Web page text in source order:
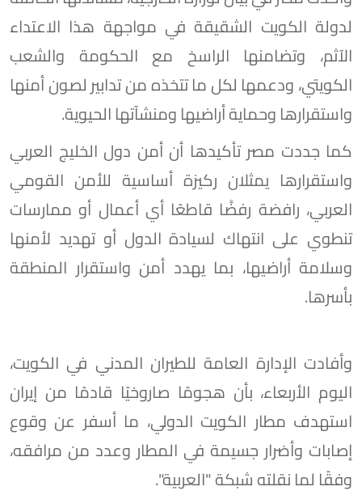
لدولة الكويت الشقيقة في مواجهة هذا الاعتداء
الآثم، وتضامنها الراسخ مع الحكومة والشعب
الكويتي، ودعمها لكل ما تتخذه من تدابير لصون أمنها
واستقرارها وحماية أراضيها ومنشآتها الحيوية.
كما جددت مصر تأكيدها أن أمن دول الخليج العربي
واستقرارها يمثلان ركيزة أساسية للأمن القومي
العربي، رافضة رفضًَا قاطعًا أي أعمال أو ممارسات
تنطوي على انتهاك لسيادة الدول أو تهديد لأمنها
وسلامة أراضيها، بما يهدد أمن واستقرار المنطقة
بأسرها.
وأفادت الإدارة العامة للطيران المدني في الكويت،
اليوم الأربعاء، بأن هجومًا صاروخيًا قادمًا من إيران
استهدف مطار الكويت الدولي، ما أسفر عن وقوع
إصابات وأضرار جسيمة في المطار وعدد من مرافقه،
وفقًا لما نقلته شبكة "العربية".